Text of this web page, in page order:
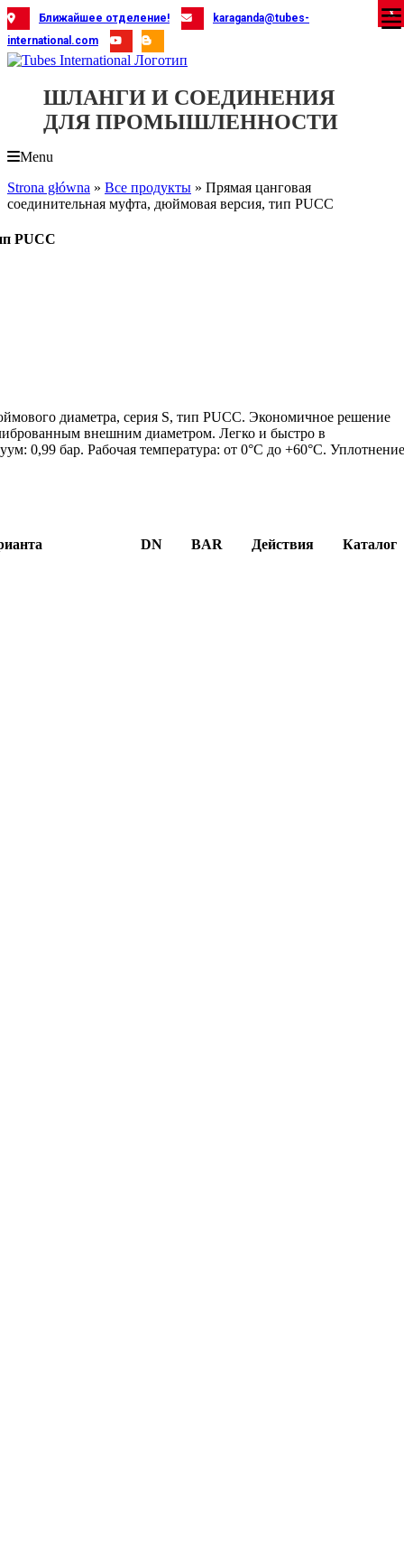
Skip
to
content
Ближайшее отделение!
karaganda@tubes-
international.com
ШЛАНГИ И СОЕДИНЕНИЯ
ДЛЯ ПРОМЫШЛЕННОСТИ
Menu
Strona główna » Все продукты » Прямая цанговая
соединительная муфта, дюймовая версия, тип PUCC
PUCC
диаметра, серия S, тип PUCC. Экономичное решение
внешним диаметром. Легко и быстро в
0,99 бар. Рабочая температура: от 0°C до +60°C.
DN BAR Действия Каталог
X
X
X
X
X
X
X
X
X
X
X
X
X
X
X
X
X
X
X